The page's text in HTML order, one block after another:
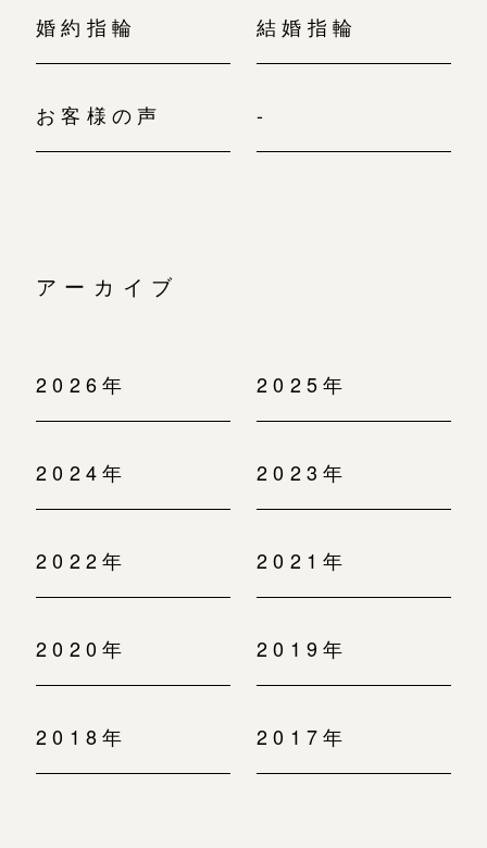
婚約指輪 結婚指輪
お客様の声 -
アーカイブ
2026年 2025年
2024年 2023年
2022年 2021年
2020年 2019年
2018年 2017年